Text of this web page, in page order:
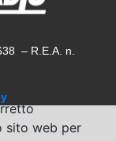
– R.E.A. n.
sito web per